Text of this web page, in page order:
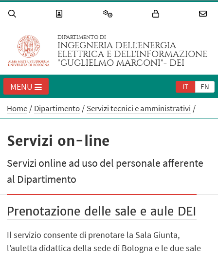
DIPARTIMENTO DI
INGEGNERIA DELL'ENERGIA
ELETTRICA E DELL'INFORMAZIONE
"GUGLIELMO MARCONI"- DEI
IT EN
MENU
Home Dipartimento Servizi tecnici e amministrativi
Servizi on-line
Servizi online ad uso del personale afferente
al Dipartimento
Prenotazione delle sale e aule DEI
Il servizio consente di prenotare la Sala Giunta,
l’auletta didattica della sede di Bologna e le due sale